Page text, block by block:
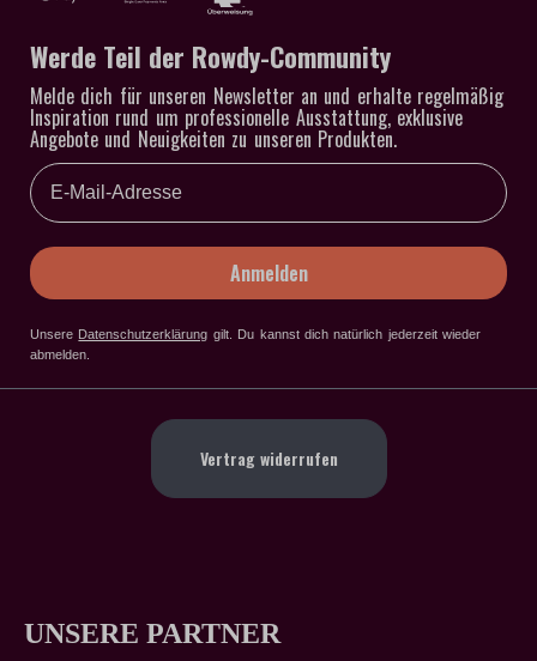
Werde Teil der Rowdy-Community
Melde dich für unseren Newsletter an und erhalte regelmäßig
Inspiration rund um professionelle Ausstattung, exklusive
Angebote und Neuigkeiten zu unseren Produkten.
Email
Anmelden
Unsere Datenschutzerklärung gilt. Du kannst dich natürlich jederzeit wieder
abmelden.
Vertrag widerrufen
UNSERE PARTNER